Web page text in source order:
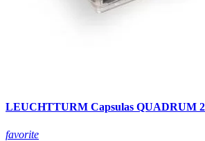
LEUCHTTURM Capsulas QUADRUM
favorite